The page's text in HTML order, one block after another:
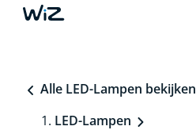
Alle LED-Lampen bekijken
LED-Lampen